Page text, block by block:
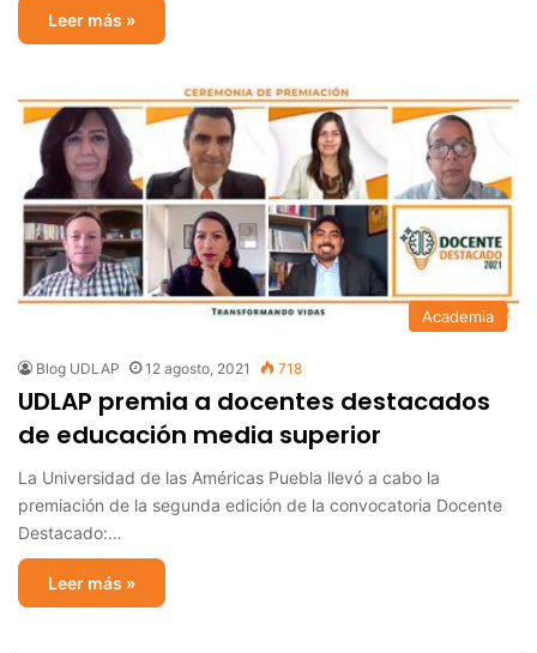
Leer más »
Academia
Blog UDLAP 12 agosto, 2021 718
UDLAP premia a docentes destacados
de educación media superior
La Universidad de las Américas Puebla llevó a cabo la
premiación de la segunda edición de la convocatoria Docente
Destacado:…
Leer más »